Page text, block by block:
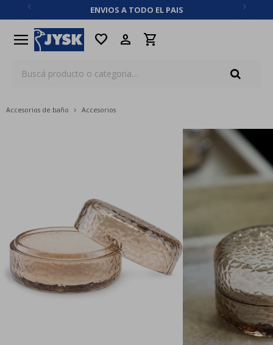
ENVIOS A TODO EL PAIS
menu favorite
Accesorios de baño Accesorios
close